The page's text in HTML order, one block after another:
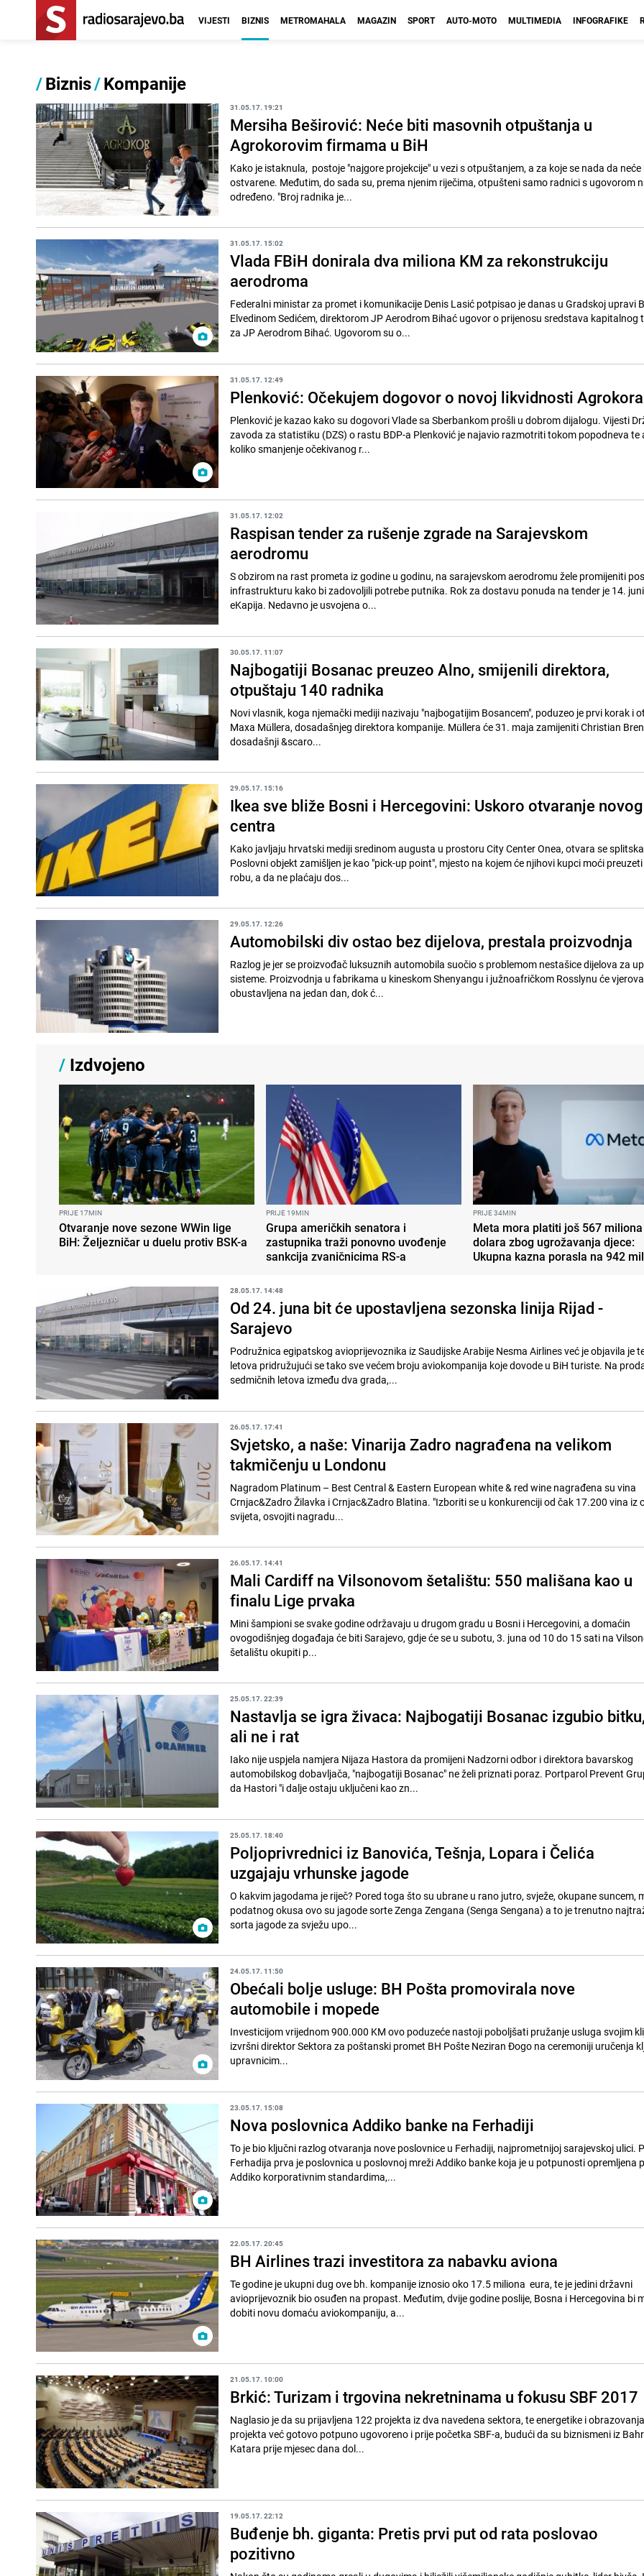
VIJESTI BIZNIS METROMAHALA MAGAZIN SPORT AUTO-MOTO MULTIMEDIA INFOGRAFIKE
/Biznis/Kompanije
31.05.17. 19:21
Mersiha Beširović: Neće biti masovnih otpuštanja u
Agrokorovim firmama u BiH
Kako je istaknula, postoje "najgore projekcije" u vezi s otpuštanjem, a za koje se nada da neće
ostvarene. Međutim, do sada su, prema njenim riječima, otpušteni samo radnici s ugovorom
određeno. "Broj radnika je...
31.05.17. 15:02
Vlada FBiH donirala dva miliona KM za rekonstrukciju
aerodroma
Federalni ministar za promet i komunikacije Denis Lasić potpisao je danas u Gradskoj upravi
Elvedinom Sedićem, direktorom JP Aerodrom Bihać ugovor o prijenosu sredstava kapitalnog
za JP Aerodrom Bihać. Ugovorom su o...
31.05.17. 12:49
Plenković: Očekujem dogovor o novoj likvidnosti Agrokora
Plenković je kazao kako su dogovori Vlade sa Sberbankom prošli u dobrom dijalogu. Vijesti
zavoda za statistiku (DZS) o rastu BDP-a Plenković je najavio razmotriti tokom popodneva te
koliko smanjenje očekivanog r...
31.05.17. 12:02
Raspisan tender za rušenje zgrade na Sarajevskom
aerodromu
S obzirom na rast prometa iz godine u godinu, na sarajevskom aerodromu žele promijeniti
infrastrukturu kako bi zadovoljili potrebe putnika. Rok za dostavu ponuda na tender je 14.
eKapija. Nedavno je usvojena o...
30.05.17. 11:07
Najbogatiji Bosanac preuzeo Alno, smijenili direktora,
otpuštaju 140 radnika
Novi vlasnik, koga njemački mediji nazivaju "najbogatijim Bosancem", poduzeo je prvi korak i
Maxa Müllera, dosadašnjeg direktora kompanije. Müllera će 31. maja zamijeniti Christian
dosadašnji &scaro...
29.05.17. 15:16
Ikea sve bliže Bosni i Hercegovini: Uskoro otvaranje novog
centra
Kako javljaju hrvatski mediji sredinom augusta u prostoru City Center Onea, otvara se
Poslovni objekt zamišljen je kao "pick-up point", mjesto na kojem će njihovi kupci moći
robu, a da ne plaćaju dos...
29.05.17. 12:26
Automobilski div ostao bez dijelova, prestala proizvodnja
Razlog je jer se proizvođač luksuznih automobila suočio s problemom nestašice dijelova za
sisteme. Proizvodnja u fabrikama u kineskom Shenyangu i južnoafričkom Rosslynu će
obustavljena na jedan dan, dok ć...
/ Izdvojeno
PRIJE 17MIN
Otvaranje nove sezone WWin lige
BiH: Željezničar u duelu protiv BSK-a
PRIJE 19MIN
Grupa američkih senatora i
zastupnika traži ponovno uvođenje
sankcija zvaničnicima RS-a
PRIJE 34MIN
Meta mora platiti još 567 miliona
dolara zbog ugrožavanja djece:
Ukupna kazna porasla na 942
28.05.17. 14:48
Od 24. juna bit će upostavljena sezonska linija Rijad -
Sarajevo
Podružnica egipatskog avioprijevoznika iz Saudijske Arabije Nesma Airlines već je objavila je
letova pridružujući se tako sve većem broju aviokompanija koje dovode u BiH turiste. Na
sedmičnih letova između dva grada,...
26.05.17. 17:41
Svjetsko, a naše: Vinarija Zadro nagrađena na velikom
takmičenju u Londonu
Nagradom Platinum – Best Central & Eastern European white & red wine nagrađena su vina
Crnjac&Zadro Žilavka i Crnjac&Zadro Blatina. "Izboriti se u konkurenciji od čak 17.200 vina iz
svijeta, osvojiti nagradu...
26.05.17. 14:41
Mali Cardiff na Vilsonovom šetalištu: 550 mališana kao u
finalu Lige prvaka
Mini šampioni se svake godine održavaju u drugom gradu u Bosni i Hercegovini, a domaćin
ovogodišnjeg događaja će biti Sarajevo, gdje će se u subotu, 3. juna od 10 do 15 sati na
šetalištu okupiti p...
25.05.17. 22:39
Nastavlja se igra živaca: Najbogatiji Bosanac izgubio bitku,
ali ne i rat
Iako nije uspjela namjera Nijaza Hastora da promijeni Nadzorni odbor i direktora bavarskog
automobilskog dobavljača, "najbogatiji Bosanac" ne želi priznati poraz. Portparol Prevent
da Hastori "i dalje ostaju uključeni kao zn...
25.05.17. 18:40
Poljoprivrednici iz Banovića, Tešnja, Lopara i Čelića
uzgajaju vrhunske jagode
O kakvim jagodama je riječ? Pored toga što su ubrane u rano jutro, svježe, okupane suncem,
podatnog okusa ovo su jagode sorte Zenga Zengana (Senga Sengana) a to je trenutno
sorta jagode za svježu upo...
24.05.17. 11:50
Obećali bolje usluge: BH Pošta promovirala nove
automobile i mopede
Investicijom vrijednom 900.000 KM ovo poduzeće nastoji poboljšati pružanje usluga svojim
izvršni direktor Sektora za poštanski promet BH Pošte Neziran Đogo na ceremoniji uručenja
upravnicim...
23.05.17. 15:08
Nova poslovnica Addiko banke na Ferhadiji
To je bio ključni razlog otvaranja nove poslovnice u Ferhadiji, najprometnijoj sarajevskoj ulici.
Ferhadija prva je poslovnica u poslovnoj mreži Addiko banke koja je u potpunosti opremljena
Addiko korporativnim standardima,...
22.05.17. 20:45
BH Airlines trazi investitora za nabavku aviona
Te godine je ukupni dug ove bh. kompanije iznosio oko 17.5 miliona eura, te je jedini državni
avioprijevoznik bio osuđen na propast. Međutim, dvije godine poslije, Bosna i Hercegovina bi
dobiti novu domaću aviokompaniju, a...
21.05.17. 10:00
Brkić: Turizam i trgovina nekretninama u fokusu SBF 2017
Naglasio je da su prijavljena 122 projekta iz dva navedena sektora, te energetike i
projekta već gotovo potpuno ugovoreno i prije početka SBF-a, budući da su biznismeni iz
Katara prije mjesec dana dol...
19.05.17. 22:12
Buđenje bh. giganta: Pretis prvi put od rata poslovao
pozitivno